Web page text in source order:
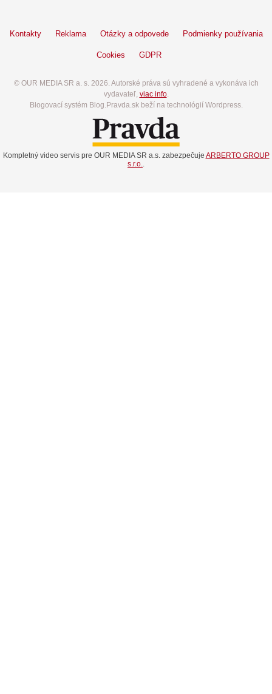
Kontakty Reklama Otázky a odpovede Podmienky používania
Cookies GDPR
© OUR MEDIA SR a. s. 2026. Autorské práva sú vyhradené a vykonáva ich
vydavateľ, viac info.
Blogovací systém Blog.Pravda.sk beží na technológií Wordpress.
Kompletný video servis pre OUR MEDIA SR a.s. zabezpečuje ARBERTO GROUP
s.r.o.